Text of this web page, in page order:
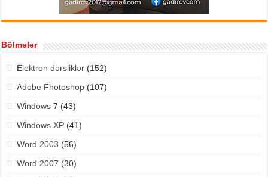
Bölmələr
Elektron dərsliklər(152)
Adobe Fhotoshop(107)
Windows 7 (43)
Windows XP(41)
Word 2003 (56)
Word 2007 (30)